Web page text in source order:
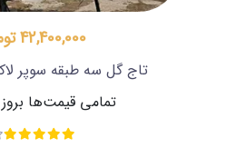
42,400,000 تومان
تاج گل سه طبقه سوپر
تمامی قیمت‌ها